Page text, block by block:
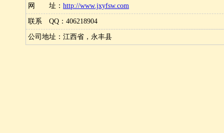
网 址： http://www.jxyfsw.com
联系 QQ：406218904
公司地址：江西省，永丰县